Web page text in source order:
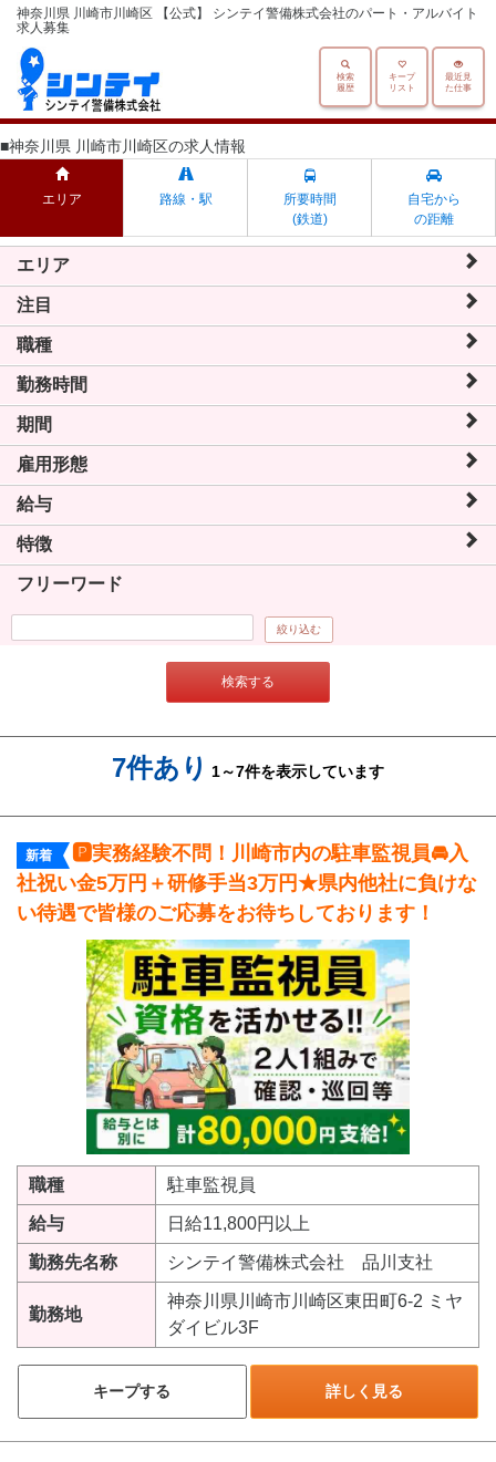
神奈川県 川崎市川崎区 【公式】 シンテイ警備株式会社のパート・アルバイト
求人募集
最近見
た仕事
キープ
リスト
検索
履歴
■神奈川県 川崎市川崎区の求人情報
エリア 路線・駅
所要時間
(鉄道)
自宅から
の距離
エリア
注目
職種
勤務時間
期間
雇用形態
給与
特徴
フリーワード
絞り込む
検索する
7件あり 1～7件を表示しています
新着
🅿実務経験不問！川崎市内の駐車監視員🚘入
社祝い金5万円＋研修手当3万円★県内他社に負けな
い待遇で皆様のご応募をお待ちしております！
職種 駐車監視員
給与 日給11,800円以上
勤務先名称 シンテイ警備株式会社 品川支社
勤務地
神奈川県川崎市川崎区東田町6-2 ミヤ
ダイビル3F
キープする 詳しく見る